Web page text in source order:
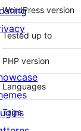
WordPress version
Tested up to
PHP version
Languages
Tags